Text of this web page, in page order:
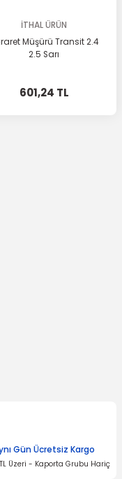
İTHAL ÜRÜN
Müşürü Transit 2.4
2.5 Sarı
601,24 TL
Gün Ücretsiz Kargo
Üzeri - Kaporta Grubu Hariç